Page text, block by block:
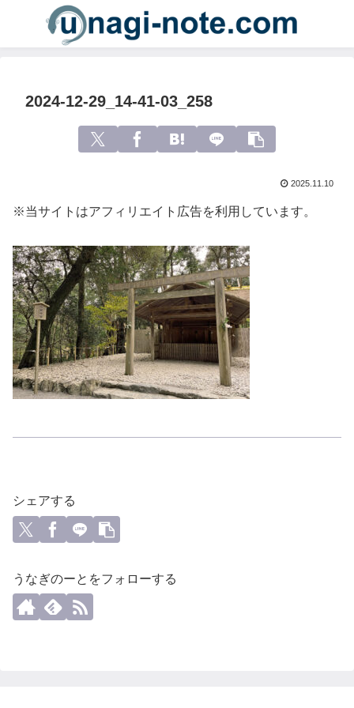
2024-12-29_14-41-03_258
2025.11.10
※当サイトはアフィリエイト広告を利用しています。
シェアする
うなぎのーとをフォローする